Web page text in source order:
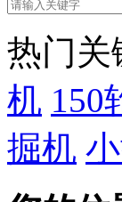
热门关
机 150
掘机